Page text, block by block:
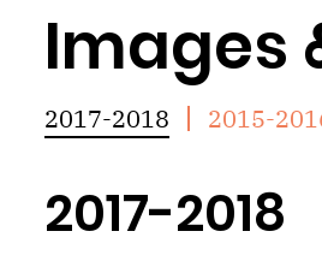
Images
2017-2018 2015-
2017-2018